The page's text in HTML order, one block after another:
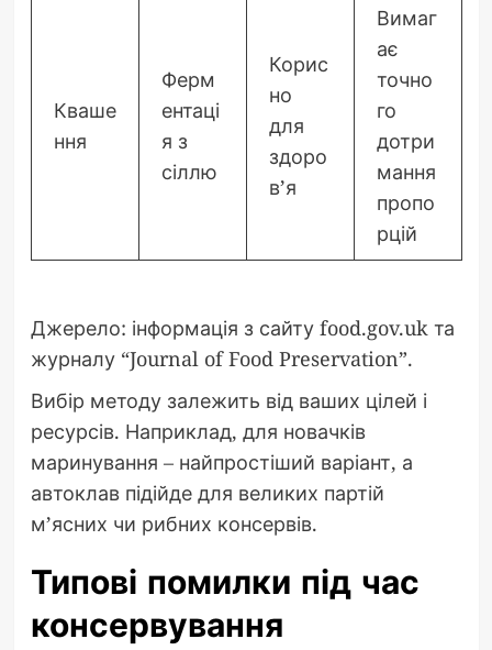
Кваше
ння
Ферм
ентаці
я з
сіллю
Корис
но
для
здоро
в’я
Вимаг
ає
точно
го
дотри
мання
пропо
рцій
Джерело: інформація з сайту food.gov.uk та
журналу “Journal of Food Preservation”.
Вибір методу залежить від ваших цілей і
ресурсів. Наприклад, для новачків
маринування – найпростіший варіант, а
автоклав підійде для великих партій
м’ясних чи рибних консервів.
Типові помилки під час
консервування